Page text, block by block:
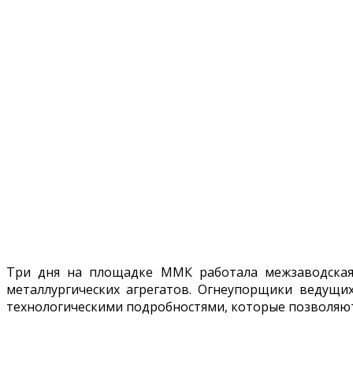
Три дня на площадке ММК работала
металлургических агрегатов. Огнеупорщики
технологическими подробностями, которые